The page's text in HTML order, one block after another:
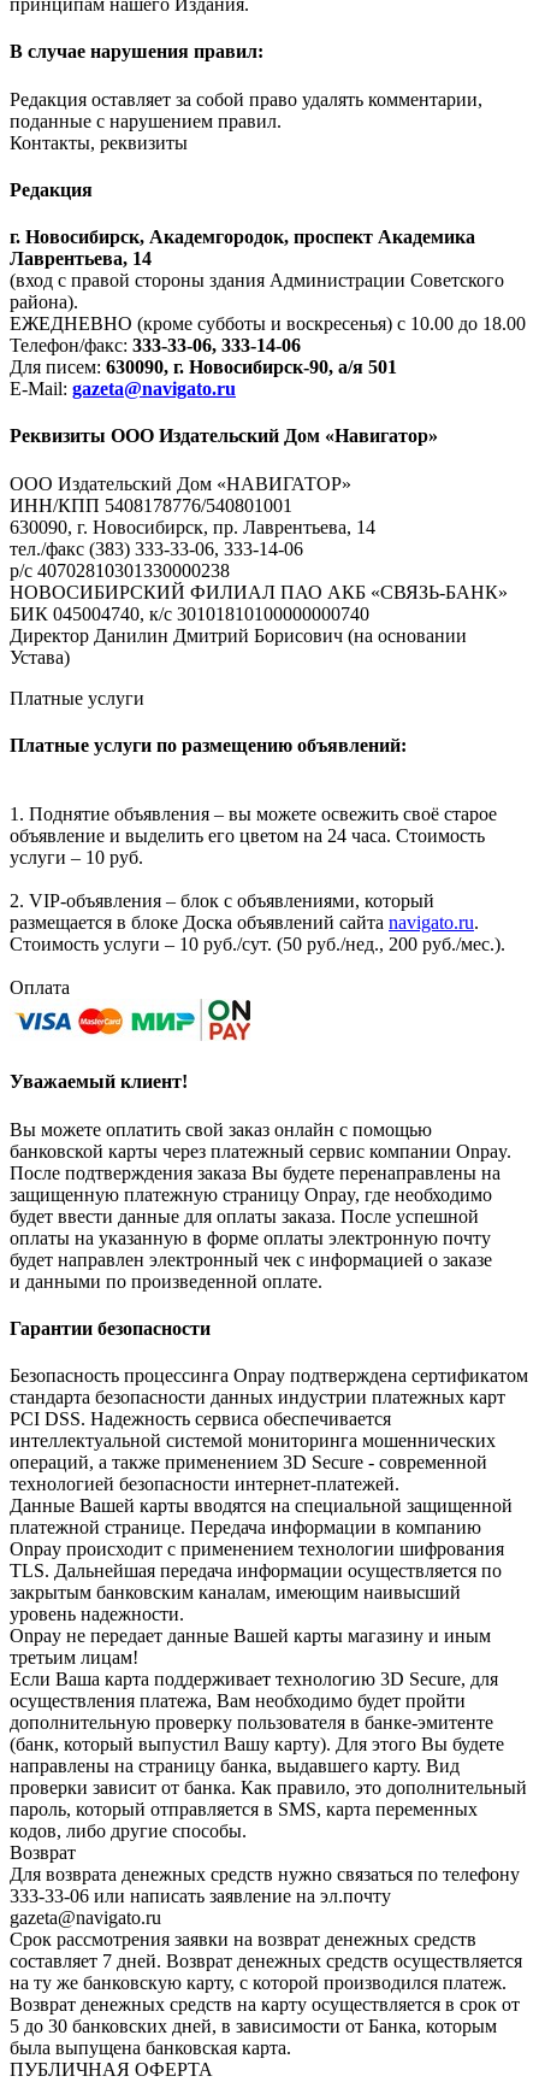
принципам нашего Издания.
В случае нарушения правил:
Редакция оставляет за собой право удалять комментарии,
поданные с нарушением правил.
Контакты, реквизиты
Редакция
г. Новосибирск, Академгородок, проспект Академика
Лаврентьева, 14
(вход с правой стороны здания Администрации Советского
района).
ЕЖЕДНЕВНО (кроме субботы и воскресенья) с 10.00 до 18.00
Телефон/факс: 333-33-06, 333-14-06
Для писем: 630090, г. Новосибирск-90, а/я 501
E-Mail: gazeta@navigato.ru
Реквизиты ООО Издательский Дом «Навигатор»
ООО Издательский Дом «НАВИГАТОР»
ИНН/КПП 5408178776/540801001
630090, г. Новосибирск, пр. Лаврентьева, 14
тел./факс (383) 333-33-06, 333-14-06
р/с 40702810301330000238
НОВОСИБИРСКИЙ ФИЛИАЛ ПАО АКБ «СВЯЗЬ-БАНК»
БИК 045004740, к/с 30101810100000000740
Директор Данилин Дмитрий Борисович (на основании
Устава)
Платные услуги
Платные услуги по размещению объявлений:
1. Поднятие объявления – вы можете освежить своё старое
объявление и выделить его цветом на 24 часа. Стоимость
услуги – 10 руб.
2. VIP-объявления – блок с объявлениями, который
размещается в блоке Доска объявлений сайта navigato.ru.
Стоимость услуги – 10 руб./сут. (50 руб./нед., 200 руб./мес.).
Оплата
Уважаемый клиент!
Вы можете оплатить свой заказ онлайн с помощью
банковской карты через платежный сервис компании Onpay.
После подтверждения заказа Вы будете перенаправлены на
защищенную платежную страницу Onpay, где необходимо
будет ввести данные для оплаты заказа. После успешной
оплаты на указанную в форме оплаты электронную почту
будет направлен электронный чек с информацией о заказе
и данными по произведенной оплате.
Гарантии безопасности
Безопасность процессинга Onpay подтверждена сертификатом
стандарта безопасности данных индустрии платежных карт
PCI DSS. Надежность сервиса обеспечивается
интеллектуальной системой мониторинга мошеннических
операций, а также применением 3D Secure - современной
технологией безопасности интернет-платежей.
Данные Вашей карты вводятся на специальной защищенной
платежной странице. Передача информации в компанию
Onpay происходит с применением технологии шифрования
TLS. Дальнейшая передача информации осуществляется по
закрытым банковским каналам, имеющим наивысший
уровень надежности.
Onpay не передает данные Вашей карты магазину и иным
третьим лицам!
Если Ваша карта поддерживает технологию 3D Secure, для
осуществления платежа, Вам необходимо будет пройти
дополнительную проверку пользователя в банке-эмитенте
(банк, который выпустил Вашу карту). Для этого Вы будете
направлены на страницу банка, выдавшего карту. Вид
проверки зависит от банка. Как правило, это дополнительный
пароль, который отправляется в SMS, карта переменных
кодов, либо другие способы.
Возврат
Для возврата денежных средств нужно связаться по телефону
333-33-06 или написать заявление на эл.почту
gazeta@navigato.ru
Срок рассмотрения заявки на возврат денежных средств
составляет 7 дней. Возврат денежных средств осуществляется
на ту же банковскую карту, с которой производился платеж.
Возврат денежных средств на карту осуществляется в срок от
5 до 30 банковских дней, в зависимости от Банка, которым
была выпущена банковская карта.
ПУБЛИЧНАЯ ОФЕРТА